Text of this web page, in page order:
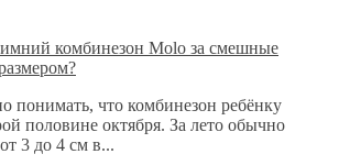
комбинезон Molo за смешные
понимать, что комбинезон ребёнку
половине октября. За лето обычно
3 до 4 см в...